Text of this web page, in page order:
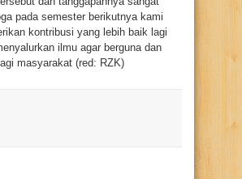
pada semester berikutnya kami
kontribusi yang lebih baik lagi
ilmu agar berguna dan
masyarakat (red: RZK)